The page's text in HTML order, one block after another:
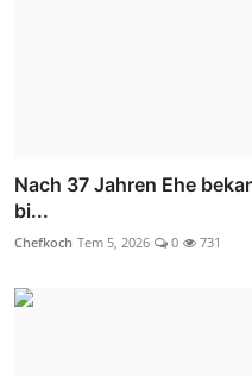
Nach 37 Jahren Ehe
bi...
Chefkoch Tem 5, 2026 0 731